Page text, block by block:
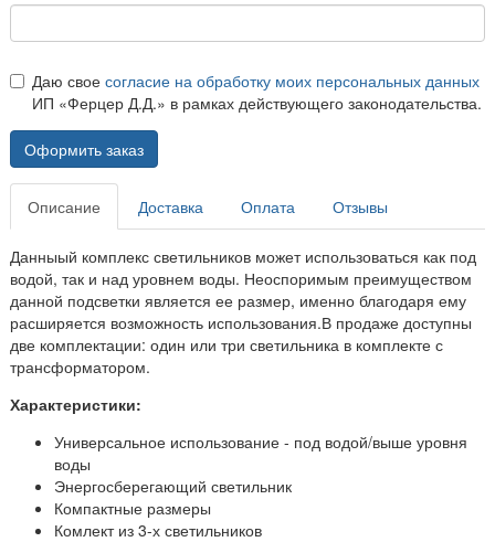
Даю свое согласие на обработку моих персональных данных
ИП «Ферцер Д.Д.» в рамках действующего законодательства.
Оформить заказ
Описание Доставка Оплата Отзывы
Данныый комплекс светильников может использоваться как под
водой, так и над уровнем воды. Неоспоримым преимуществом
данной подсветки является ее размер, именно благодаря ему
расширяется возможность использования.В продаже доступны
две комплектации: один или три светильника в комплекте с
трансформатором.
Характеристики:
Универсальное использование - под водой/выше уровня
воды
Энергосберегающий светильник
Компактные размеры
Комлект из 3-х светильников